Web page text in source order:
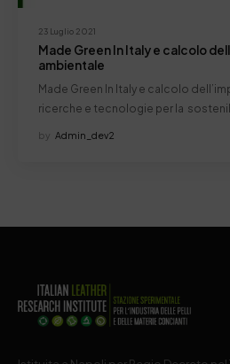
23 Luglio 2021
Made Green In Italy e calcolo
ambientale
Made Green In Italy e calcolo
ricerche e tecnologie per la
by Admin_dev2